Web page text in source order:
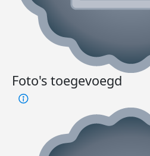
Foto's toegevoegd